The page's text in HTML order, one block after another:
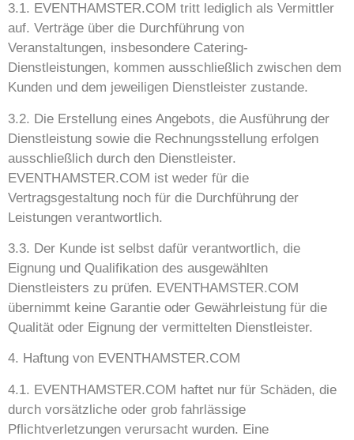
3.1. EVENTHAMSTER.COM tritt lediglich als Vermittler
auf. Verträge über die Durchführung von
Veranstaltungen, insbesondere Catering-
Dienstleistungen, kommen ausschließlich zwischen dem
Kunden und dem jeweiligen Dienstleister zustande.
3.2. Die Erstellung eines Angebots, die Ausführung der
Dienstleistung sowie die Rechnungsstellung erfolgen
ausschließlich durch den Dienstleister.
EVENTHAMSTER.COM ist weder für die
Vertragsgestaltung noch für die Durchführung der
Leistungen verantwortlich.
3.3. Der Kunde ist selbst dafür verantwortlich, die
Eignung und Qualifikation des ausgewählten
Dienstleisters zu prüfen. EVENTHAMSTER.COM
übernimmt keine Garantie oder Gewährleistung für die
Qualität oder Eignung der vermittelten Dienstleister.
4. Haftung von EVENTHAMSTER.COM
4.1. EVENTHAMSTER.COM haftet nur für Schäden, die
durch vorsätzliche oder grob fahrlässige
Pflichtverletzungen verursacht wurden. Eine